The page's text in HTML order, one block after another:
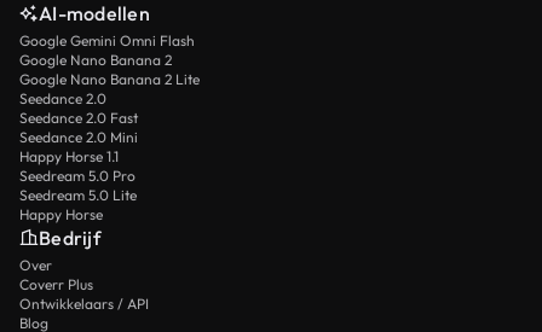
AI-modellen
Google Gemini Omni Flash
Google Nano Banana 2
Google Nano Banana 2 Lite
Seedance 2.0
Seedance 2.0 Fast
Seedance 2.0 Mini
Happy Horse 1.1
Seedream 5.0 Pro
Seedream 5.0 Lite
Happy Horse
Bedrijf
Over
Coverr Plus
Ontwikkelaars / API
Blog